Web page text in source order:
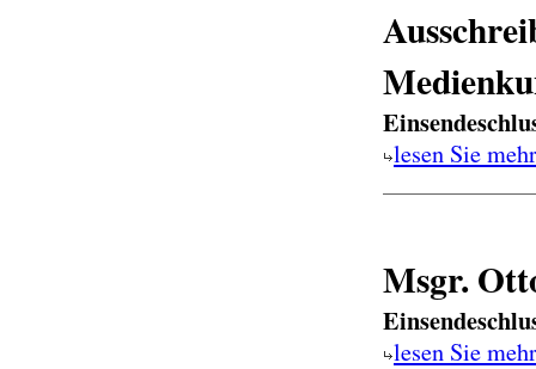
lesen Sie mehr
Msgr.
lesen Sie mehr